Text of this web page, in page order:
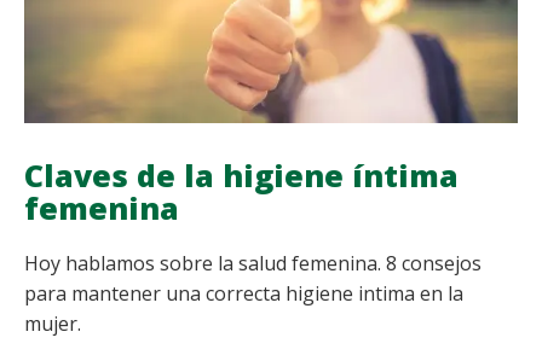
Claves de la higiene íntima
femenina
Hoy hablamos sobre la salud femenina. 8 consejos
para mantener una correcta higiene intima en la
mujer.